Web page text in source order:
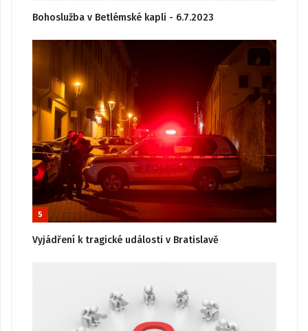
Bohoslužba v Betlémské kapli - 6.7.2023
5
Vyjádření k tragické události v Bratislavě